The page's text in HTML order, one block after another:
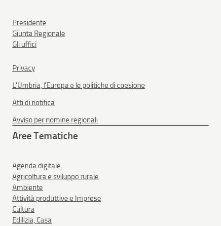
Presidente
Giunta Regionale
Gli uffici
Privacy
L'Umbria, l'Europa e le politiche di coesione
Atti di notifica
Avviso per nomine regionali
Aree Tematiche
Agenda digitale
Agricoltura e sviluppo rurale
Ambiente
Attività produttive e Imprese
Cultura
Edilizia, Casa